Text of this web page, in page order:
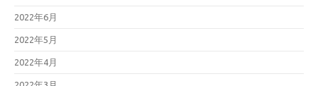
2022年6月
2022年5月
2022年4月